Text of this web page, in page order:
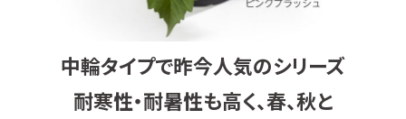
中輪タイプで昨今人気のシリーズ
耐寒性・耐暑性も高く、春、秋と